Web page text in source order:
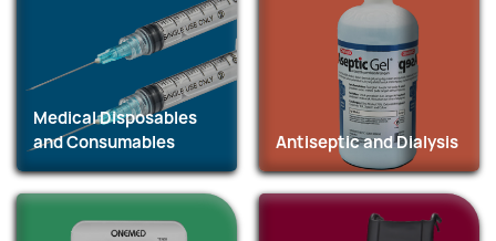
Medical Disposables
and Consumables
Antiseptic and Dialysis